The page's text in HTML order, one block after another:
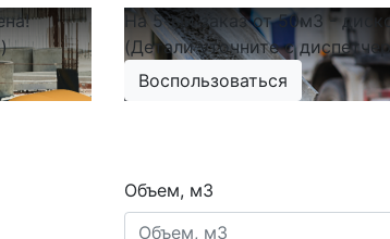
На 5-ый заказ от 50м3 -
(Детали уточните с
Воспользоваться
Объем, м3